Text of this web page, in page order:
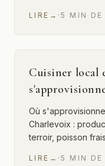
LIRE → ·5 MIN
Cuisiner local
Où
Charlevoix :
terroir, poisson
LIRE → ·5 MIN